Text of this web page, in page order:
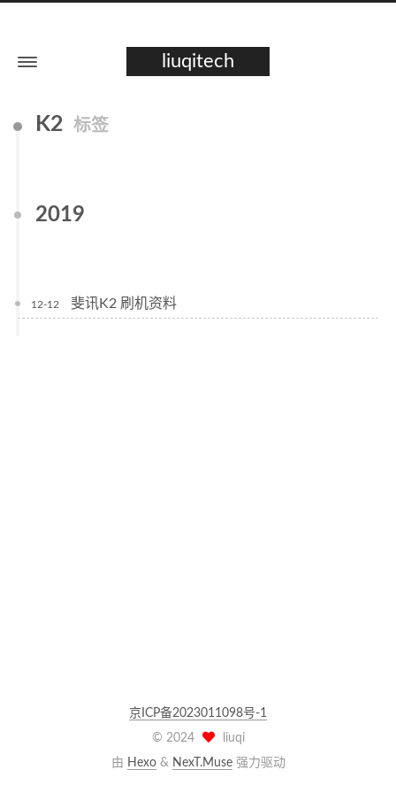
liuqitech
K2 标签
2019
12-12 斐讯K2 刷机资料
京ICP备2023011098号-1
© 2024
liuqi
由 Hexo& NexT.Muse强力驱动